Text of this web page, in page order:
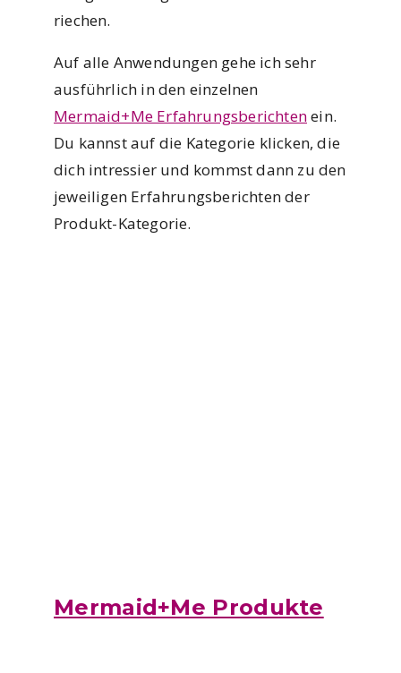
riechen.
Auf alle Anwendungen gehe ich sehr
ausführlich in den einzelnen
Mermaid+Me Erfahrungsberichtenein.
Du kannst auf die Kategorie klicken, die
dich intressier und kommst dann zu den
jeweiligen Erfahrungsberichten der
Produkt-Kategorie.
Mermaid+Me Produkte